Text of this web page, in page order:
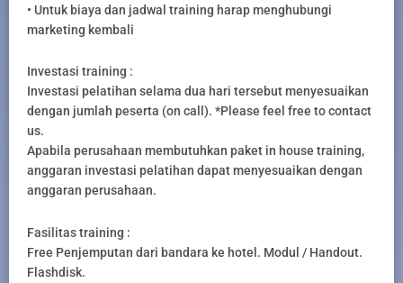
• Untuk biaya dan jadwal training harap menghubungi
marketing kembali
Investasi training :
Investasi pelatihan selama dua hari tersebut menyesuaikan
dengan jumlah peserta (on call). *Please feel free to contact
us.
Apabila perusahaan membutuhkan paket in house training,
anggaran investasi pelatihan dapat menyesuaikan dengan
anggaran perusahaan.
Fasilitas training :
Free Penjemputan dari bandara ke hotel. Modul / Handout.
Flashdisk.